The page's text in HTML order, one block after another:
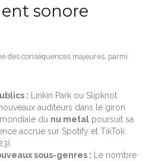
sonore
des conséquences majeures, parmi
: Linkin Park ou Slipknot
auditeurs dans le giron
du nu metal poursuit sa
accrue sur Spotify et TikTok
sous-genres : Le nombre